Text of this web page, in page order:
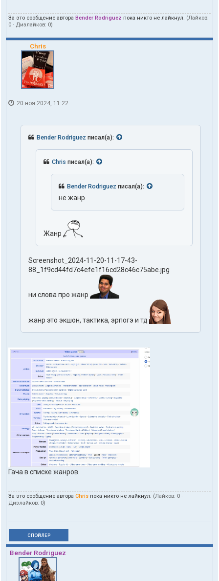
За это сообщение автора Bender Rodriguez пока никто не лайкнул. (Лайков:
0 · Дизлайков: 0)
Chris
20 ноя 2024, 11:22
Bender Rodriguez писал(а):
Chris писал(а):
Bender Rodriguez писал(а):
не жанр
Жанр
Screenshot_2024-11-20-11-17-43-
88_1f9cd44fd7c4efe1f16cd28c46c75abe.jpg
ни слова про жанр
жанр это экшон, тактика, эрпогэ и тд
Гача в списке жанров.
За это сообщение автора Chris пока никто не лайкнул. (Лайков: 0 ·
Дизлайков: 0)
СПОЙЛЕР
Bender Rodriguez